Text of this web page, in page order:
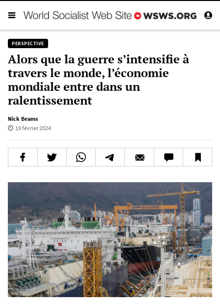
PERSPECTIVE
Alors que la guerre s’intensifie à
travers le monde, l’économie
mondiale entre dans un
ralentissement
Nick Beams
19 février 2024